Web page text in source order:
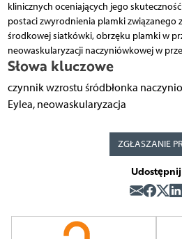
klinicznych oceniających jego
postaci zwyrodnienia plamki związanego
środkowej siatkówki, obrzęku plamki w
neowaskularyzacji naczyniówkowej w
Słowa kluczowe
czynnik wzrostu śródbłonka
Eylea, neowaskularyzacja
ZGŁASZANIE
Udostępnij